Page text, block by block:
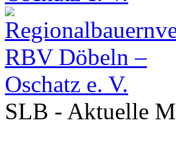
SLB - Aktuelle